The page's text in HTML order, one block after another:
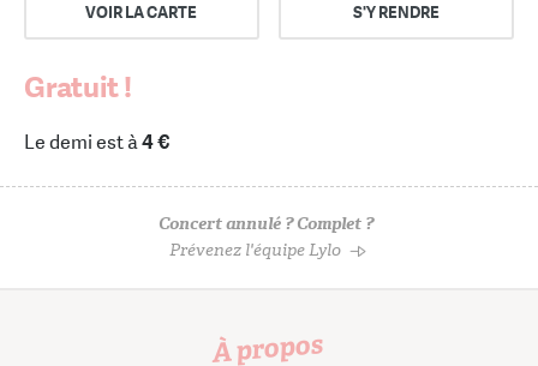
VOIR LA CARTE S'Y RENDRE
Gratuit !
Le demi est à4 €
Concert annulé ? Complet ?
Prévenez l'équipe Lylo
À propos